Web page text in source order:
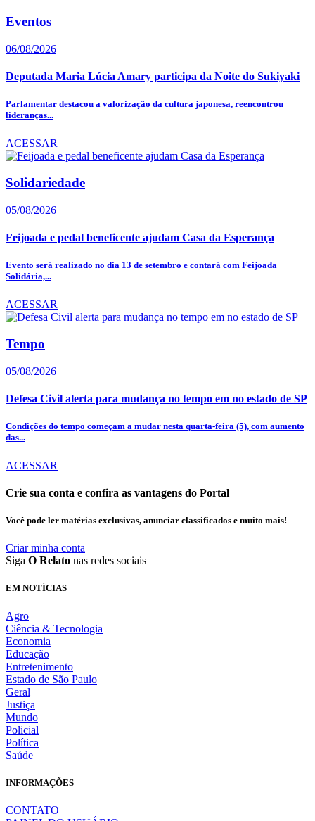
Eventos
06/08/2026
Deputada Maria Lúcia Amary participa da Noite do Sukiyaki
Parlamentar destacou a valorização da cultura japonesa, reencontrou
lideranças...
ACESSAR
Solidariedade
05/08/2026
Feijoada e pedal beneficente ajudam Casa da Esperança
Evento será realizado no dia 13 de setembro e contará com Feijoada
Solidária,...
ACESSAR
Tempo
05/08/2026
Defesa Civil alerta para mudança no tempo em no estado de SP
Condições do tempo começam a mudar nesta quarta-feira (5), com aumento
das...
ACESSAR
Crie sua conta e confira as vantagens do Portal
Você pode ler matérias exclusivas, anunciar classificados e muito mais!
Criar minha conta
Siga O Relato nas redes sociais
EM NOTÍCIAS
Agro
Ciência & Tecnologia
Economia
Educação
Entretenimento
Estado de São Paulo
Geral
Justiça
Mundo
Policial
Política
Saúde
INFORMAÇÕES
CONTATO